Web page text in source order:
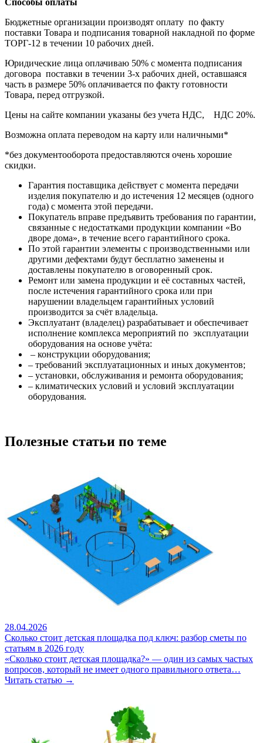
Способы оплаты
Бюджетные организации производят оплату по факту
поставки Товара и подписания товарной накладной по форме
ТОРГ-12 в течении 10 рабочих дней.
Юридические лица оплачиваю 50% с момента подписания
договора поставки в течении 3-х рабочих дней, оставшаяся
часть в размере 50% оплачивается по факту готовности
Товара, перед отгрузкой.
Цены на сайте компании указаны без учета НДС, НДС 20%.
Возможна оплата переводом на карту или наличными*
*без документооборота предоставляются очень хорошие
скидки.
Гарантия поставщика действует с момента передачи
изделия покупателю и до истечения 12 месяцев (одного
года) с момента этой передачи.
Покупатель вправе предъявить требования по гарантии,
связанные с недостатками продукции компании «Во
дворе дома», в течение всего гарантийного срока.
По этой гарантии элементы с производственными или
другими дефектами будут бесплатно заменены и
доставлены покупателю в оговоренный срок.
Ремонт или замена продукции и её составных частей,
после истечения гарантийного срока или при
нарушении владельцем гарантийных условий
производится за счёт владельца.
Эксплуатант (владелец) разрабатывает и обеспечивает
исполнение комплекса мероприятий по эксплуатации
оборудования на основе учёта:
– конструкции оборудования;
– требований эксплуатационных и иных документов;
– установки, обслуживания и ремонта оборудования;
– климатических условий и условий эксплуатации
оборудования.
Полезные статьи по теме
28.04.2026
Сколько стоит детская площадка под ключ: разбор сметы по
статьям в 2026 году
«Сколько стоит детская площадка?» — один из самых частых
вопросов, который не имеет одного правильного ответа…
Читать статью →